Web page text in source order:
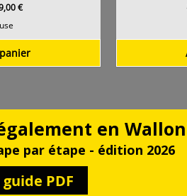
original
promotionnel
€
en
par étape - édition 2026
PDF